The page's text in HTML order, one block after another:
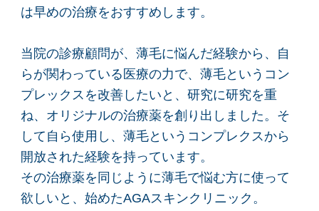
は早めの治療をおすすめします。
当院の診療顧問が、薄毛に悩んだ経験から、自
らが関わっている医療の力で、薄毛というコン
プレックスを改善したいと、研究に研究を重
ね、オリジナルの治療薬を創り出しました。そ
して自ら使用し、薄毛というコンプレクスから
開放された経験を持っています。
その治療薬を同じように薄毛で悩む方に使って
欲しいと、始めたAGAスキンクリニック。